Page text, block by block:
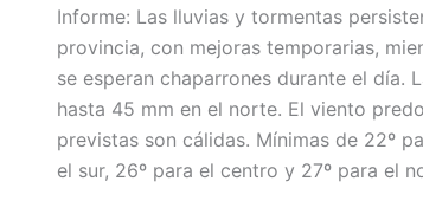
Informe: Las lluvias y tormentas
provincia, con mejoras temporarias,
se esperan chaparrones durante el día.
hasta 45 mm en el norte. El viento
previstas son cálidas. Mínimas de 22º
el sur, 26º para el centro y 27º para el